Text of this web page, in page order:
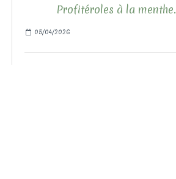
Profitéroles à la menthe.
05/04/2026